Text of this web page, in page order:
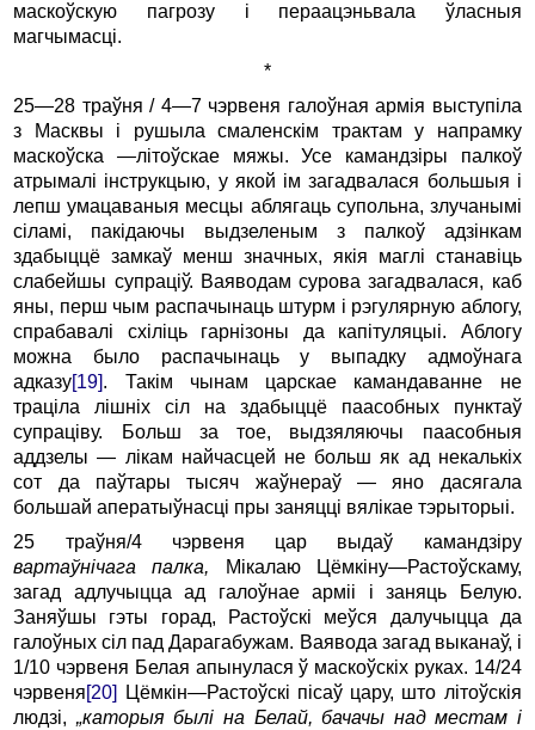
маскоўскую пагрозу і пераацэньвала ўласныя
магчымасці.
*
25—28 траўня / 4—7 чэрвеня галоўная армія выступіла
з Масквы і рушыла смаленскім трактам у напрамку
маскоўска —літоўскае мяжы. Усе камандзіры палкоў
атрымалі інструкцыю, у якой ім загадвалася большыя і
лепш умацаваныя месцы аблягаць супольна, злучанымі
сіламі, пакідаючы выдзеленым з палкоў адзінкам
здабыццё замкаў менш значных, якія маглі станавіць
слабейшы супраціў. Ваяводам сурова загадвалася, каб
яны, перш чым распачынаць штурм і рэгулярную аблогу,
спрабавалі схіліць гарнізоны да капітуляцыі. Аблогу
можна было распачынаць у выпадку адмоўнага
адказу[19]. Такім чынам царскае камандаванне не
траціла лішніх сіл на здабыццё паасобных пунктаў
супраціву. Больш за тое, выдзяляючы паасобныя
аддзелы — лікам найчасцей не больш як ад некалькіх
сот да паўтары тысяч жаўнераў — яно дасягала
большай аператыўнасці пры заняцці вялікае тэрыторыі.
25 траўня/4 чэрвеня цар выдаў камандзіру
вартаўнічага палка, Мікалаю Цёмкіну—Растоўскаму,
загад адлучыцца ад галоўнае арміі і заняць Белую.
Заняўшы гэты горад, Растоўскі меўся далучыцца да
галоўных сіл пад Дарагабужам. Ваявода загад выканаў, і
1/10 чэрвеня Белая апынулася ў маскоўскіх руках. 14/24
чэрвеня[20] Цёмкін—Растоўскі пісаў цару, што літоўскія
людзі, „каторыя былі на Белай, бачачы над местам і